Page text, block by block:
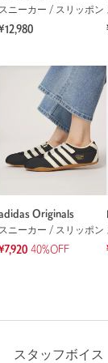
スニーカー / スリッポン
Originals
スニーカー / スリッポン
40%OFF
スタッフボイス